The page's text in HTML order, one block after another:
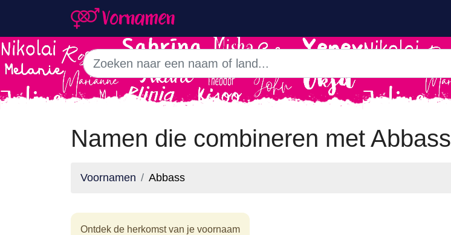
Namen die combineren met Abbass
Voornamen Abbass
Ontdek de herkomst van je voornaam